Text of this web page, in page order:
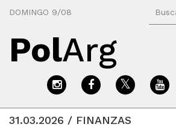
DOMINGO 9/08
PolArg
31.03.2026 / FINANZAS